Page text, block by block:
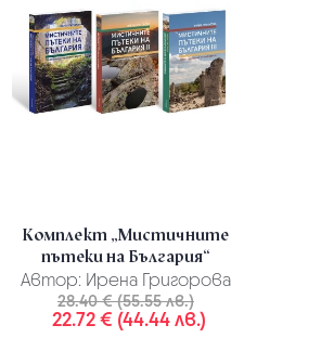
Комплект „Мистичните
пътеки на България“
Автор: Ирена Григорова
28.40 € (55.55 лв.)
22.72 € (44.44 лв.)